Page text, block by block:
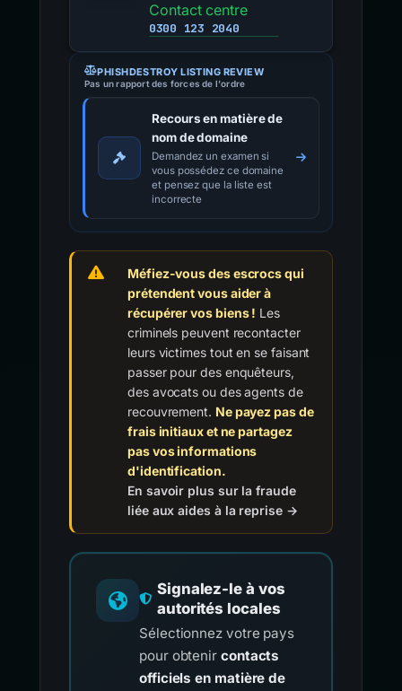
Contact centre
0300 123 2040
PHISHDESTROY LISTING REVIEW
Pas un rapport des forces de l'ordre
Recours en matière de
nom de domaine
Demandez un examen si
vous possédez ce domaine
et pensez que la liste est
incorrecte
Méfiez-vous des escrocs qui
prétendent vous aider à
récupérer vos biens ! Les
criminels peuvent recontacter
leurs victimes tout en se faisant
passer pour des enquêteurs,
des avocats ou des agents de
recouvrement. Ne payez pas de
frais initiaux et ne partagez
pas vos informations
d'identification.
En savoir plus sur la fraude
liée aux aides à la reprise →
Signalez-le à vos
autorités locales
Sélectionnez votre pays
pour obtenir contacts
officiels en matière de